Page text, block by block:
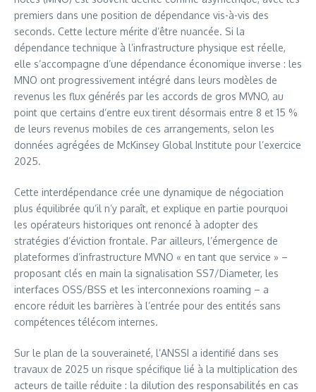
premiers dans une position de dépendance vis-à-vis des
seconds. Cette lecture mérite d’être nuancée. Si la
dépendance technique à l’infrastructure physique est réelle,
elle s’accompagne d’une dépendance économique inverse : les
MNO ont progressivement intégré dans leurs modèles de
revenus les flux générés par les accords de gros MVNO, au
point que certains d’entre eux tirent désormais entre 8 et 15 %
de leurs revenus mobiles de ces arrangements, selon les
données agrégées de McKinsey Global Institute pour l’exercice
2025.
Cette interdépendance crée une dynamique de négociation
plus équilibrée qu’il n’y paraît, et explique en partie pourquoi
les opérateurs historiques ont renoncé à adopter des
stratégies d’éviction frontale. Par ailleurs, l’émergence de
plateformes d’infrastructure MVNO « en tant que service » –
proposant clés en main la signalisation SS7/Diameter, les
interfaces OSS/BSS et les interconnexions roaming – a
encore réduit les barrières à l’entrée pour des entités sans
compétences télécom internes.
Sur le plan de la souveraineté, l’ANSSI a identifié dans ses
travaux de 2025 un risque spécifique lié à la multiplication des
acteurs de taille réduite : la dilution des responsabilités en cas